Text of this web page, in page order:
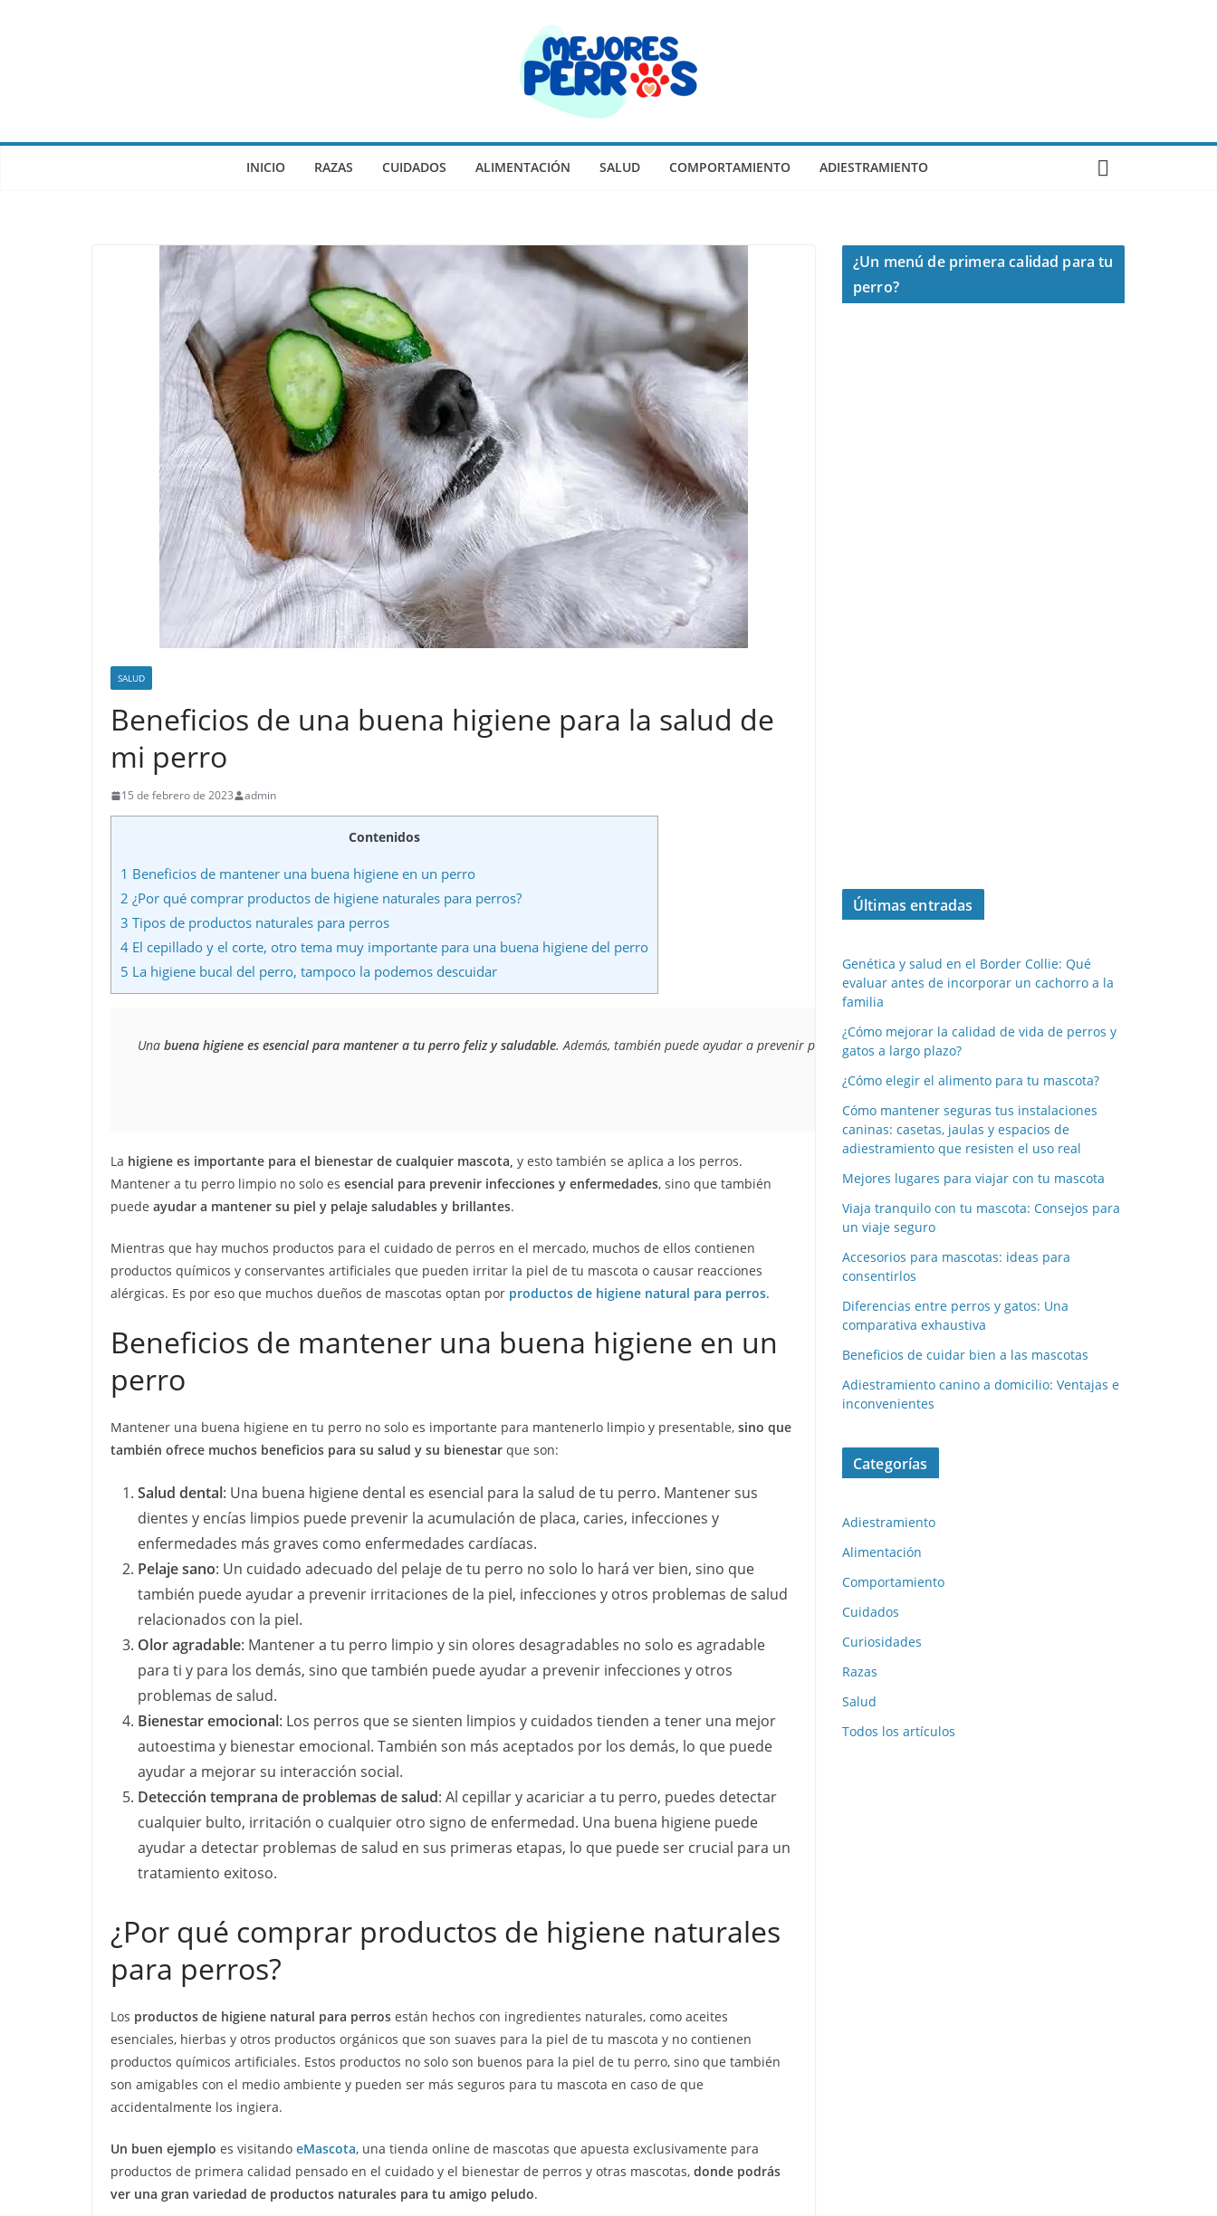
INICIO RAZAS CUIDADOS ALIMENTACIÓN SALUD COMPORTAMIENTO ADIESTRAMIENTO
SALUD
Beneficios de una buena higiene para la salud de
mi perro
15 de febrero de 2023 admin
Contenidos
1 Beneficios de mantener una buena higiene en un perro
2 ¿Por qué comprar productos de higiene naturales para perros?
3 Tipos de productos naturales para perros
4 El cepillado y el corte, otro tema muy importante para una buena higiene del perro
5 La higiene bucal del perro, tampoco la podemos descuidar
Una buena higiene es esencial para mantener a tu perro feliz y saludable. Además, también puede ayudar a prevenir problemas de salud graves y mejorar su calidad de vida en general.
La higiene es importante para el bienestar de cualquier mascota, y esto también se aplica a los perros.
Mantener a tu perro limpio no solo es esencial para prevenir infecciones y enfermedades, sino que también
puede ayudar a mantener su piel y pelaje saludables y brillantes.
Mientras que hay muchos productos para el cuidado de perros en el mercado, muchos de ellos contienen
productos químicos y conservantes artificiales que pueden irritar la piel de tu mascota o causar reacciones
alérgicas. Es por eso que muchos dueños de mascotas optan por productos de higiene natural para perros.
Beneficios de mantener una buena higiene en un
perro
Mantener una buena higiene en tu perro no solo es importante para mantenerlo limpio y presentable, sino que
también ofrece muchos beneficios para su salud y su bienestar que son:
Salud dental: Una buena higiene dental es esencial para la salud de tu perro. Mantener sus
dientes y encías limpios puede prevenir la acumulación de placa, caries, infecciones y
enfermedades más graves como enfermedades cardíacas.
Pelaje sano: Un cuidado adecuado del pelaje de tu perro no solo lo hará ver bien, sino que
también puede ayudar a prevenir irritaciones de la piel, infecciones y otros problemas de salud
relacionados con la piel.
Olor agradable: Mantener a tu perro limpio y sin olores desagradables no solo es agradable
para ti y para los demás, sino que también puede ayudar a prevenir infecciones y otros
problemas de salud.
Bienestar emocional: Los perros que se sienten limpios y cuidados tienden a tener una mejor
autoestima y bienestar emocional. También son más aceptados por los demás, lo que puede
ayudar a mejorar su interacción social.
Detección temprana de problemas de salud: Al cepillar y acariciar a tu perro, puedes detectar
cualquier bulto, irritación o cualquier otro signo de enfermedad. Una buena higiene puede
ayudar a detectar problemas de salud en sus primeras etapas, lo que puede ser crucial para un
tratamiento exitoso.
¿Por qué comprar productos de higiene naturales
para perros?
Los productos de higiene natural para perros están hechos con ingredientes naturales, como aceites
esenciales, hierbas y otros productos orgánicos que son suaves para la piel de tu mascota y no contienen
productos químicos artificiales. Estos productos no solo son buenos para la piel de tu perro, sino que también
son amigables con el medio ambiente y pueden ser más seguros para tu mascota en caso de que
accidentalmente los ingiera.
Un buen ejemplo es visitando eMascota, una tienda online de mascotas que apuesta exclusivamente para
productos de primera calidad pensado en el cuidado y el bienestar de perros y otras mascotas, donde podrás
ver una gran variedad de productos naturales para tu amigo peludo.
¿Un menú de primera calidad para tu
perro?
Últimas entradas
Genética y salud en el Border Collie: Qué
evaluar antes de incorporar un cachorro a la
familia
¿Cómo mejorar la calidad de vida de perros y
gatos a largo plazo?
¿Cómo elegir el alimento para tu mascota?
Cómo mantener seguras tus instalaciones
caninas: casetas, jaulas y espacios de
adiestramiento que resisten el uso real
Mejores lugares para viajar con tu mascota
Viaja tranquilo con tu mascota: Consejos para
un viaje seguro
Accesorios para mascotas: ideas para
consentirlos
Diferencias entre perros y gatos: Una
comparativa exhaustiva
Beneficios de cuidar bien a las mascotas
Adiestramiento canino a domicilio: Ventajas e
inconvenientes
Categorías
Adiestramiento
Alimentación
Comportamiento
Cuidados
Curiosidades
Razas
Salud
Todos los artículos